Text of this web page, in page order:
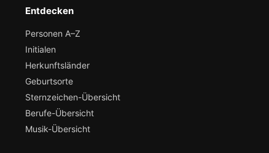
Entdecken
Personen A–Z
Initialen
Herkunftsländer
Geburtsorte
Sternzeichen-Übersicht
Berufe-Übersicht
Musik-Übersicht